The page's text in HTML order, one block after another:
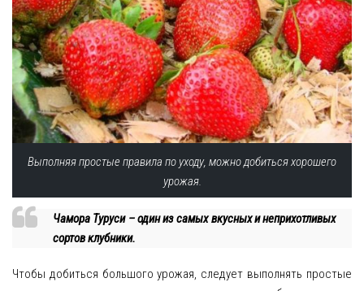
Выполняя простые правила по уходу, можно добиться хорошего
урожая.
Чамора Туруси – один из самых вкусных и неприхотливых
сортов клубники.
Чтобы добиться большого урожая, следует выполнять простые